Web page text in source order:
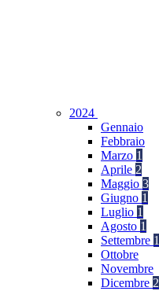
2024
Gennaio
Febbraio
Marzo 1
Aprile 2
Maggio 3
Giugno 1
Luglio 1
Agosto 1
Settembre 1
Ottobre
Novembre
Dicembre 2